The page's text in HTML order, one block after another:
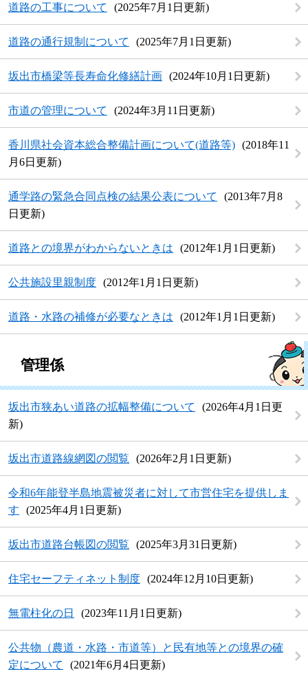
道路の工事について 2025年7月1日更新
道路の通行規制について 2025年7月1日更新
坂出市橋梁等長寿命化修繕計画 2024年10月1日更新
市道の管理について 2024年3月11日更新
香川県社会資本総合整備計画について(道路等)
2018年11
月6日更新
通学路の緊急合同点検の結果公表について
2013年7月8
日更新
道路との境界がわからないときは 2012年1月1日更新
公共施設里親制度 2012年1月1日更新
道路・水路の補修が必要なときは 2012年1月1日更新
管理係
坂出市狭あい道路の拡幅整備について
2026年4月1日更
新
坂出市道路線網図の閲覧 2026年2月1日更新
令和6年能登半島地震被災者に対して市営住宅を提供しま
す
2025年4月1日更新
坂出市道路台帳図の閲覧 2025年3月31日更新
住宅セーフティネット制度 2024年12月10日更新
無電柱化の日 2023年11月1日更新
公共物（農道・水路・市道等）と民有地等との境界の確
定について
2021年6月4日更新